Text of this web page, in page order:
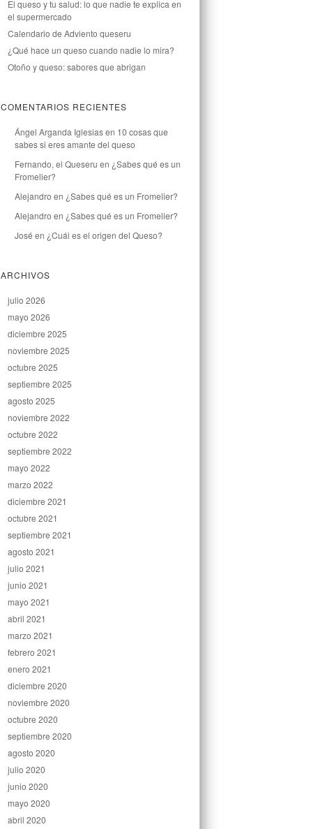
El queso y tu salud: lo que nadie te explica en
el supermercado
Calendario de Adviento queseru
¿Qué hace un queso cuando nadie lo mira?
Otoño y queso: sabores que abrigan
COMENTARIOS RECIENTES
Ángel Arganda Iglesiasen 10 cosas que
sabes si eres amante del queso
Fernando, el Queseru en ¿Sabes qué es un
Fromelier?
Alejandro en ¿Sabes qué es un Fromelier?
Alejandro en ¿Sabes qué es un Fromelier?
José en ¿Cuál es el origen del Queso?
ARCHIVOS
julio 2026
mayo 2026
diciembre 2025
noviembre 2025
octubre 2025
septiembre 2025
agosto 2025
noviembre 2022
octubre 2022
septiembre 2022
mayo 2022
marzo 2022
diciembre 2021
octubre 2021
septiembre 2021
agosto 2021
julio 2021
junio 2021
mayo 2021
abril 2021
marzo 2021
febrero 2021
enero 2021
diciembre 2020
noviembre 2020
octubre 2020
septiembre 2020
agosto 2020
julio 2020
junio 2020
mayo 2020
abril 2020